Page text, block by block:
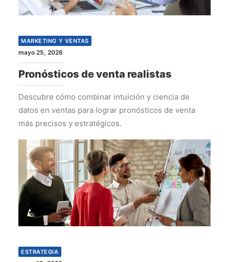
MARKETING Y VENTAS
mayo 25, 2026
Pronósticos de venta realistas
Descubre cómo combinar intuición y ciencia de
datos en ventas para lograr pronósticos de venta
más precisos y estratégicos.
ESTRATEGIA